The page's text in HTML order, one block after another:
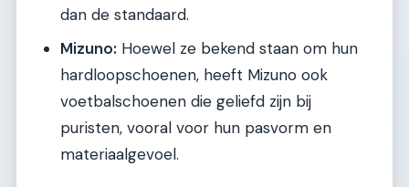
dan de standaard.
Mizuno: Hoewel ze bekend staan om hun
hardloopschoenen, heeft Mizuno ook
voetbalschoenen die geliefd zijn bij
puristen, vooral voor hun pasvorm en
materiaalgevoel.